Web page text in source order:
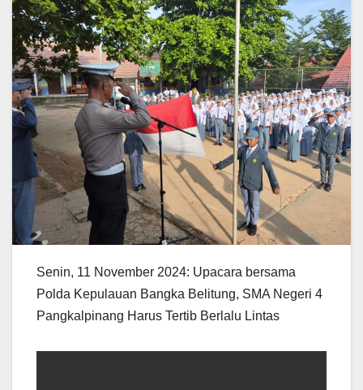
Senin, 11 November 2024: Upacara bersama
Polda Kepulauan Bangka Belitung, SMA Negeri 4
Pangkalpinang Harus Tertib Berlalu Lintas